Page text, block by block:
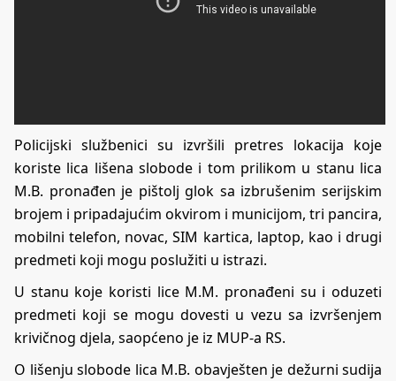
Policijski službenici su izvršili pretres lokacija koje
koriste lica lišena slobode i tom prilikom u stanu lica
M.B. pronađen je pištolj glok sa izbrušenim serijskim
brojem i pripadajućim okvirom i municijom, tri pancira,
mobilni telefon, novac, SIM kartica, laptop, kao i drugi
predmeti koji mogu poslužiti u istrazi.
U stanu koje koristi lice M.M. pronađeni su i oduzeti
predmeti koji se mogu dovesti u vezu sa izvršenjem
krivičnog djela, saopćeno je iz MUP-a RS.
O lišenju slobode lica M.B. obavješten je dežurni sudija